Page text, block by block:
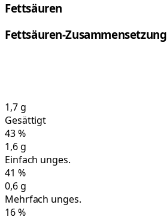
Fettsäuren
Fettsäuren-Zusammensetzung
1,7g
Gesättigt
43%
1,6g
Einfach unges.
41 %
0,6g
Mehrfach unges.
16%